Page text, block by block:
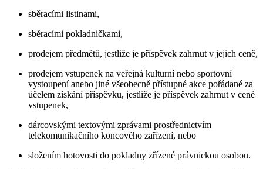
sběracími listinami,
sběracími pokladničkami,
prodejem předmětů, jestliže je příspěvek zahrnut v jejich ceně,
prodejem vstupenek na veřejná kulturní nebo sportovní
vystoupení anebo jiné všeobecně přístupné akce pořádané za
účelem získání příspěvku, jestliže je příspěvek zahrnut v ceně
vstupenek,
dárcovskými textovými zprávami prostřednictvím
telekomunikačního koncového zařízení, nebo
složením hotovosti do pokladny zřízené právnickou osobou.